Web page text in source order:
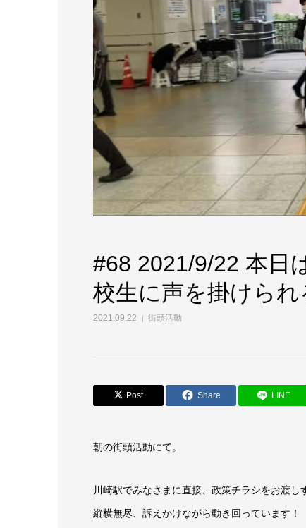
#68 2021/9/22 本日
校生に声を掛けられ
2021.09.22 街頭活動
Post Share LINE
朝の街頭活動にて。
川崎駅でみなさまに直接、政策チラシをお渡し
縦横無尽、訴えかけながら動き回っています！